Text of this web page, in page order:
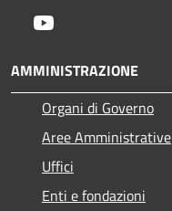
AMMINISTRAZIONE
Organi di Governo
Aree Amministrative
Uffici
Enti e fondazioni